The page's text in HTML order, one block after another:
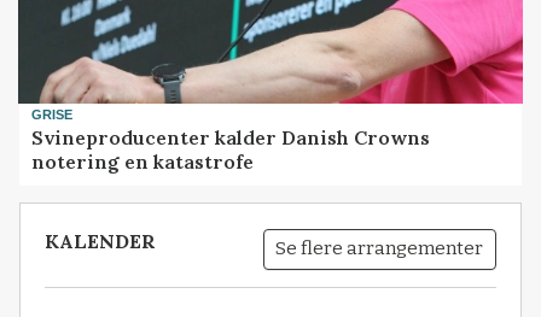
GRISE
Svineproducenter kalder Danish Crowns
notering en katastrofe
KALENDER Se flere arrangementer